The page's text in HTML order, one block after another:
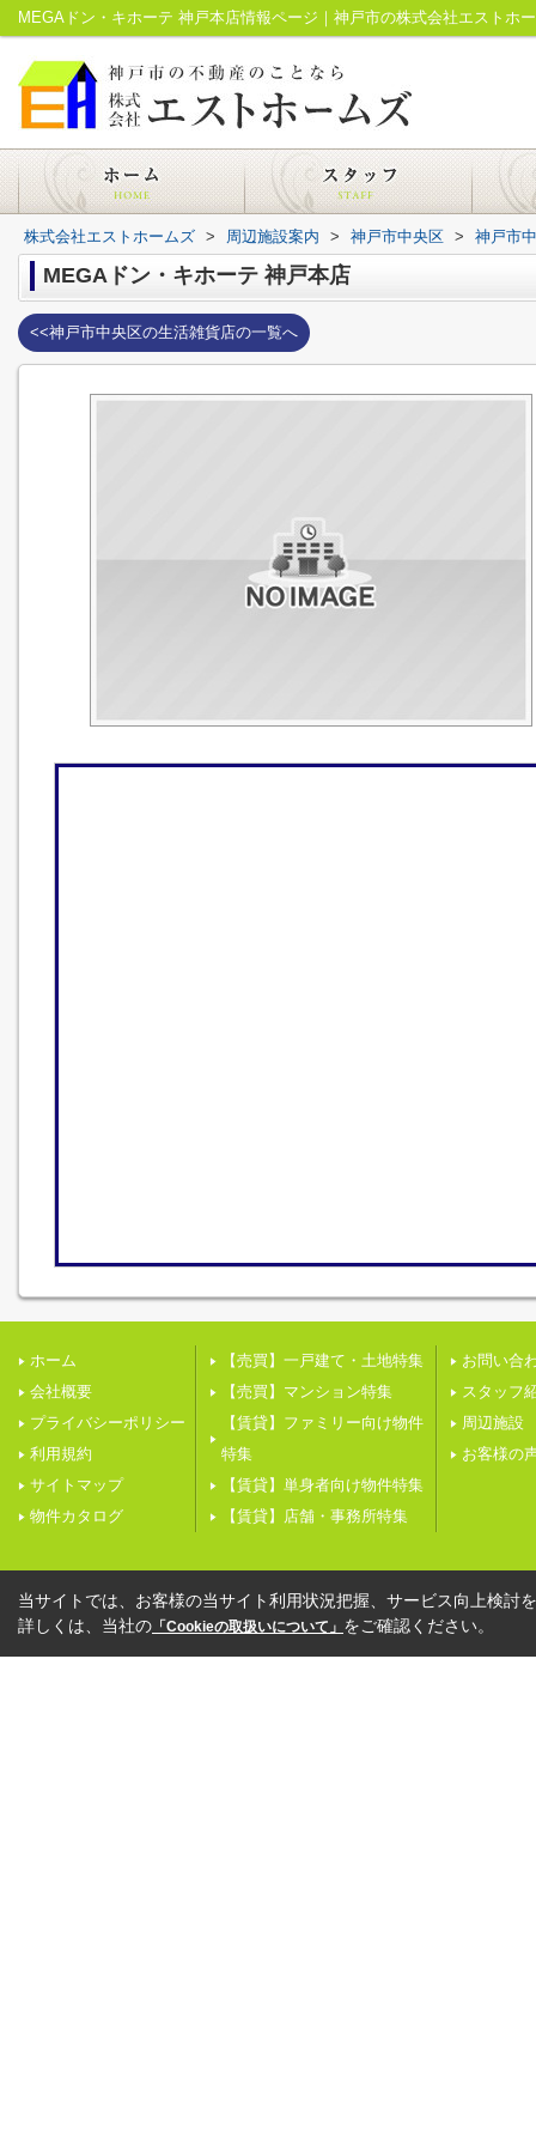
MEGAドン・キホーテ 神戸本店情報ページ｜神戸市の株式会社エストホ
株式会社エストホームズ > 周辺施設案内 > 神戸市中央区 > 神戸市
MEGAドン・キホーテ 神戸本店
<<神戸市中央区の生活雑貨店の一覧へ
ホーム
会社概要
プライバシーポリシー
利用規約
サイトマップ
物件カタログ
【売買】一戸建て・土地特集
【売買】マンション特集
【賃貸】ファミリー向け物件
特集
【賃貸】単身者向け物件特集
【賃貸】店舗・事務所特集
お問い合
スタッフ
周辺施設
お客様の
当サイトでは、お客様の当サイト利用状況把握、サービス向上検討
詳しくは、当社の 「Cookieの取扱いについて」 をご確認ください。